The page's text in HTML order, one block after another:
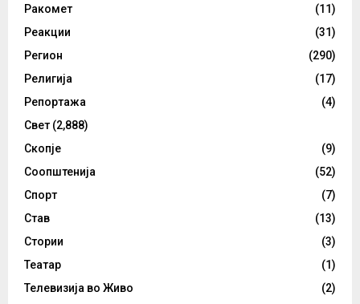
Ракомет
(11)
Реакции
(31)
Регион
(290)
Религија
(17)
Репортажа
(4)
Свет (2,888)
Скопје
(9)
Соопштенија
(52)
Спорт
(7)
Став
(13)
Стории
(3)
Театар
(1)
Телевизија во Живо
(2)